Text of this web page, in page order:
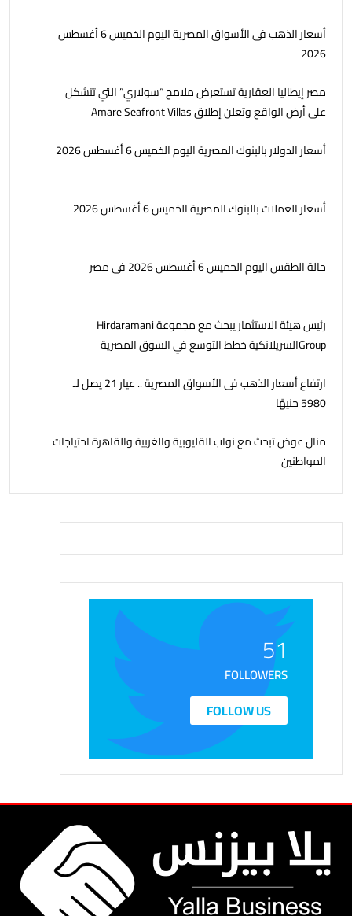
أسعار الذهب فى الأسواق المصرية اليوم الخميس 6 أغسطس
2026
مصر إيطاليا العقارية تستعرض ملامح “سولاري” التي تتشكل
على أرض الواقع وتعلن إطلاق Amare Seafront Villas
أسعار الدولار بالبنوك المصرية اليوم الخميس 6 أغسطس 2026
أسعار العملات بالبنوك المصرية الخميس 6 أغسطس 2026
حالة الطقس اليوم الخميس 6 أغسطس 2026 فى مصر
رئيس هيئة الاستثمار يبحث مع مجموعة Hirdaramani
Groupالسريلانكية خطط التوسع في السوق المصرية
ارتفاع أسعار الذهب فى الأسواق المصرية .. عيار 21 يصل لـ
5980 جنيهًا
منال عوض تبحث مع نواب القليوبية والغربية والقاهرة احتياجات
المواطنين
51
FOLLOWERS
FOLLOW US